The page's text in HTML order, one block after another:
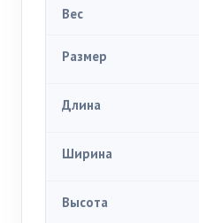
Вес
Размер
Длина
Ширина
Высота